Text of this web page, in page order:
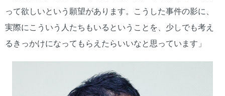
って欲しいという願望があります。こうした事件の影に、
実際にこういう人たちもいるということを、少しでも考え
るきっかけになってもらえたらいいなと思っています」